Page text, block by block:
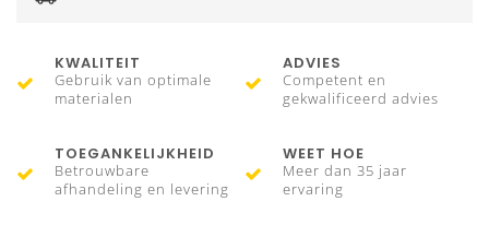
KWALITEIT
Gebruik van optimale
materialen
ADVIES
Competent en
gekwalificeerd advies
TOEGANKELIJKHEID
Betrouwbare
afhandeling en levering
WEET HOE
Meer dan 35 jaar
ervaring